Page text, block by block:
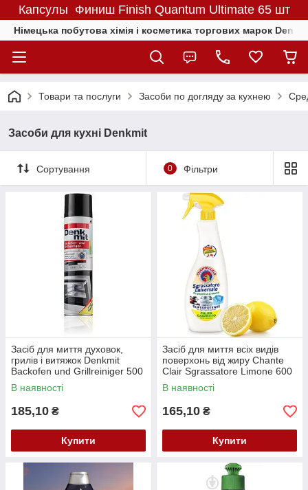
Капсулы Финиш Finish Quantum Ultimate 65 шт
Німецька побутова хімія і косметика торгових марок
Товари та послуги Засоби по догляду за кухнею
Засоби для кухні Denkmit
Сортування 0 Фільтри
Засіб для миття духовок,
грилів і витяжок Denkmit
Backofen und Grillreiniger 500
мл
В наявності
185,10 ₴
Купити
Засіб для миття всіх видів
поверхонь від жиру Chante
Clair Sgrassatore Limone 600
мл
В наявності
165,10 ₴
Купити